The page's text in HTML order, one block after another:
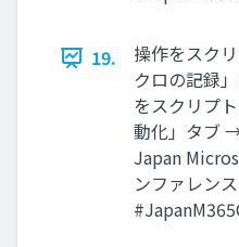
19.
操作をスク
クロの記録
をスクリプ
動化」タブ
Japan
ンファレン